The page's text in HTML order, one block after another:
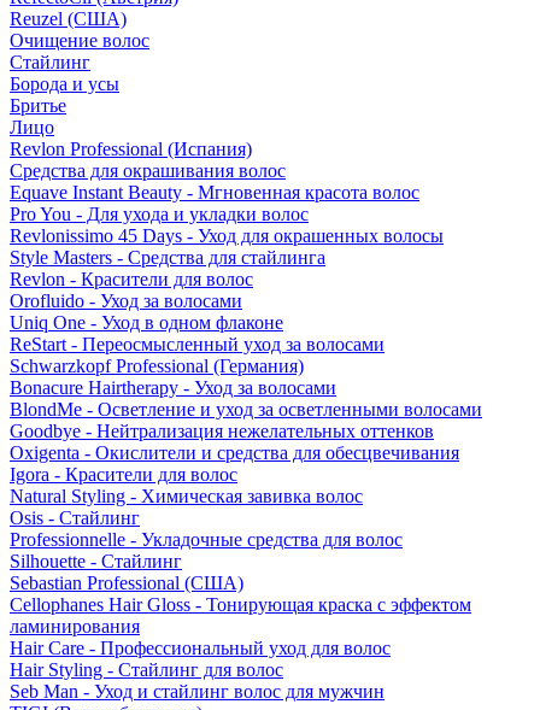
Reuzel (США)
Очищение волос
Стайлинг
Борода и усы
Бритье
Лицо
Revlon Professional (Испания)
Средства для окрашивания волос
Equave Instant Beauty - Мгновенная красота волос
Pro You - Для ухода и укладки волос
Revlonissimo 45 Days - Уход для окрашенных волосы
Style Masters - Средства для стайлинга
Revlon - Красители для волос
Orofluido - Уход за волосами
Uniq One - Уход в одном флаконе
ReStart - Переосмысленный уход за волосами
Schwarzkopf Professional (Германия)
Bonacure Hairtherapy - Уход за волосами
BlondMe - Осветление и уход за осветленными волосами
Goodbye - Нейтрализация нежелательных оттенков
Oxigenta - Окислители и средства для обесцвечивания
Igora - Красители для волос
Natural Styling - Химическая завивка волос
Osis - Стайлинг
Professionnelle - Укладочные средства для волос
Silhouette - Стайлинг
Sebastian Professional (США)
Cellophanes Hair Gloss - Тонирующая краска с эффектом
ламинирования
Hair Care - Профессиональный уход для волос
Hair Styling - Стайлинг для волос
Seb Man - Уход и стайлинг волос для мужчин